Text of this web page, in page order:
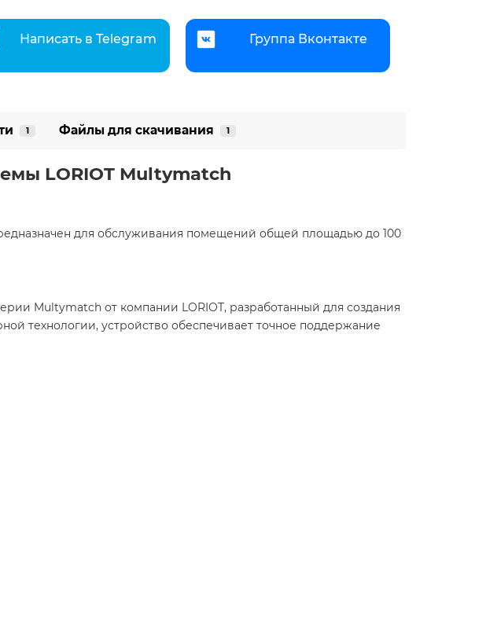
Написать в Telegram Группа Вконтакте
1 Файлы для скачивания 1
LORIOT Multymatch
для обслуживания помещений общей площадью до 100
Multymatch от компании LORIOT, разработанный для создания
технологии, устройство обеспечивает точное поддержание